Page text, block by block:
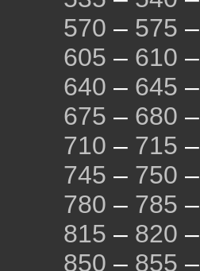
570 – 575 –
605 – 610 –
640 – 645 –
675 – 680 –
710 – 715 –
745 – 750 –
780 – 785 –
815 – 820 –
850 – 855 –